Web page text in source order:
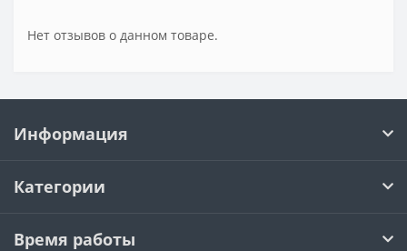
Нет отзывов о данном товаре.
Информация
Категории
Время работы